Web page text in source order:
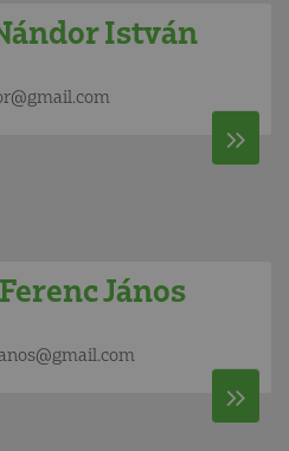
István
János